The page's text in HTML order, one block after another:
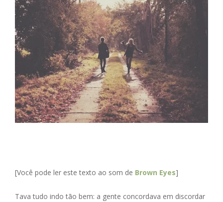
[Você pode ler este texto ao som de Brown Eyes]
Tava tudo indo tão bem: a gente concordava em discordar